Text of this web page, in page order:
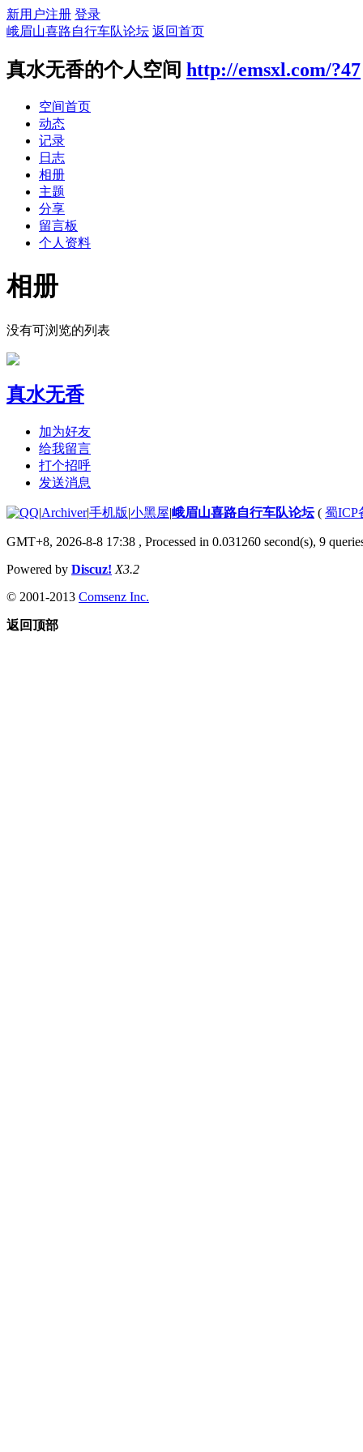
新用户注册 登录
峨眉山喜路自行车队论坛 返回首页
真水无香的个人空间 http://emsxl.com/?47
空间首页
动态
记录
日志
相册
主题
分享
留言板
个人资料
相册
没有可浏览的列表
真水无香
加为好友
给我留言
打个招呼
发送消息
|Archiver|手机版|小黑屋|峨眉山喜路自行车队论坛( 蜀ICP
GMT+8, 2026-8-8 17:38 , Processed in 0.031260 second(s), 9
Powered by Discuz! X3.2
© 2001-2013 Comsenz Inc.
返回顶部